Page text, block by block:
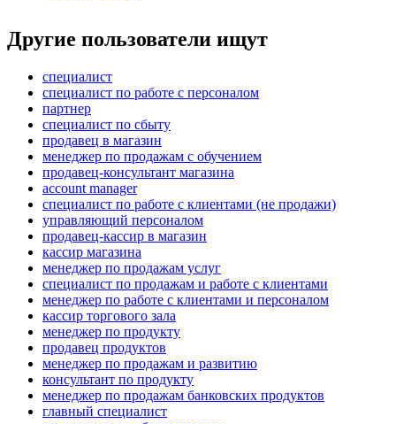
Другие пользователи ищут
специалист
специалист по работе с персоналом
партнер
специалист по сбыту
продавец в магазин
менеджер по продажам с обучением
продавец-консультант магазина
account manager
специалист по работе с клиентами (не продажи)
управляющий персоналом
продавец-кассир в магазин
кассир магазина
менеджер по продажам услуг
специалист по продажам и работе с клиентами
менеджер по работе с клиентами и персоналом
кассир торгового зала
менеджер по продукту
продавец продуктов
менеджер по продажам и развитию
консультант по продукту
менеджер по продажам банковских продуктов
главный специалист